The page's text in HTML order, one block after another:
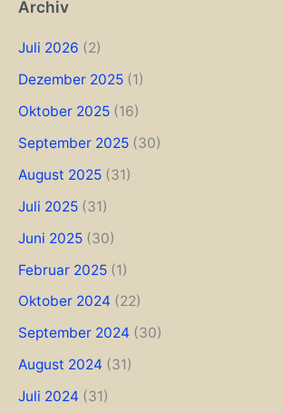
Archiv
Juli 2026 (2)
Dezember 2025 (1)
Oktober 2025 (16)
September 2025 (30)
August 2025 (31)
Juli 2025 (31)
Juni 2025 (30)
Februar 2025 (1)
Oktober 2024 (22)
September 2024 (30)
August 2024 (31)
Juli 2024 (31)